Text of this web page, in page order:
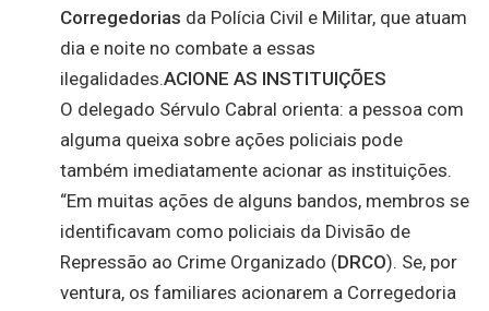
Corregedorias da Polícia Civil e Militar, que atuam
dia e noite no combate a essas
ilegalidades.ACIONE AS INSTITUIÇÕES
O delegado Sérvulo Cabral orienta: a pessoa com
alguma queixa sobre ações policiais pode
também imediatamente acionar as instituições.
“Em muitas ações de alguns bandos, membros se
identificavam como policiais da Divisão de
Repressão ao Crime Organizado (DRCO). Se, por
ventura, os familiares acionarem a Corregedoria